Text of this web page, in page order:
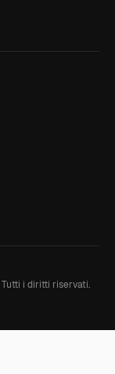
Tutti i diritti riservati.